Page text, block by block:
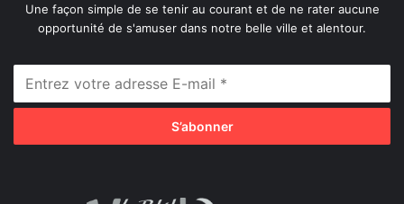
Une façon simple de se tenir au courant et de ne rater aucune
opportunité de s'amuser dans notre belle ville et alentour.